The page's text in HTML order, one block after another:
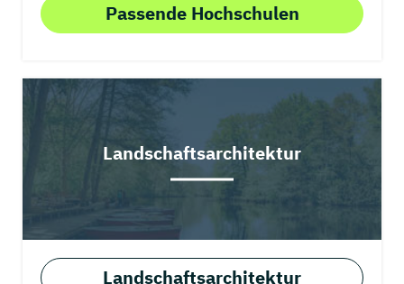
Passende Hochschulen
Landschaftsarchitektur
Landschaftsarchitektur